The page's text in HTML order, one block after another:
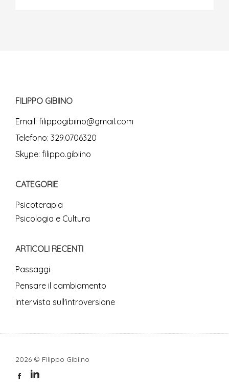
FILIPPO GIBIINO
Email: filippogibiino@gmail.com
Telefono: 329.0706320
Skype: filippo.gibiino
CATEGORIE
Psicoterapia
Psicologia e Cultura
ARTICOLI RECENTI
Passaggi
Pensare il cambiamento
Intervista sull'introversione
2026 © Filippo Gibiino